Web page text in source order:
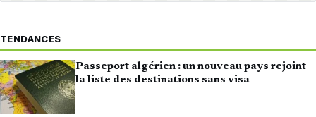
TENDANCES
Passeport algérien : un nouveau pays rejoint
la liste des destinations sans visa